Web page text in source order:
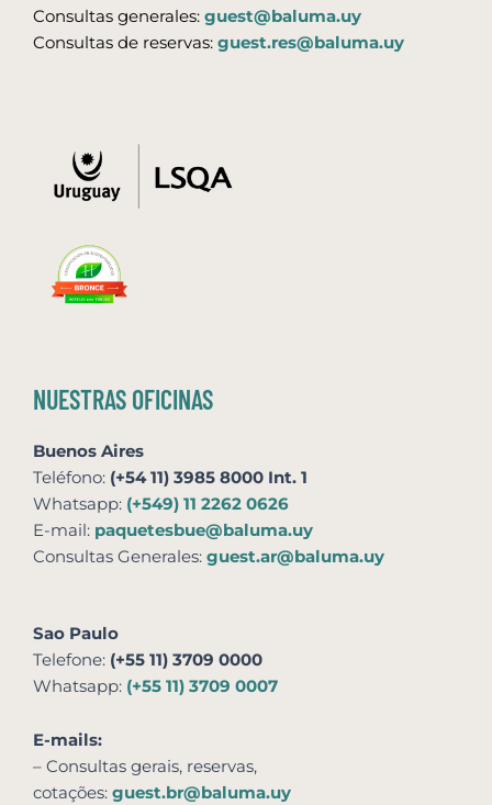
Consultas generales: guest@baluma.uy
Consultas de reservas: guest.res@baluma.uy
NUESTRAS OFICINAS
Buenos Aires
Teléfono: (+54 11) 3985 8000 Int. 1
Whatsapp: (+549) 11 2262 0626
E-mail: paquetesbue@baluma.uy
Consultas Generales: guest.ar@baluma.uy
Sao Paulo
Telefone: (+55 11) 3709 0000
Whatsapp: (+55 11) 3709 0007
E-mails:
– Consultas gerais, reservas,
cotações: guest.br@baluma.uy